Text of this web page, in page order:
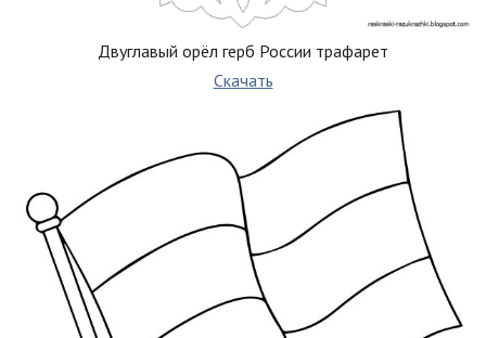
Двуглавый орёл герб России трафарет
Скачать